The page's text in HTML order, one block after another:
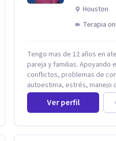
Houston
Terapia
Tengo mas de 12 años en
pareja y familias. Apoyando
conflictos, problemas de
autoestima, estrés, manejo
personas con ansiedad y
problemas de conducta y
Desarrollo de personas maximizando su
Ver perfil